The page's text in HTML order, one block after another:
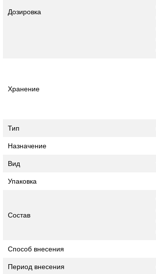
Дозировка
Хранение
Тип
Назначение
Вид
Упаковка
Состав
Способ внесения
Период внесения